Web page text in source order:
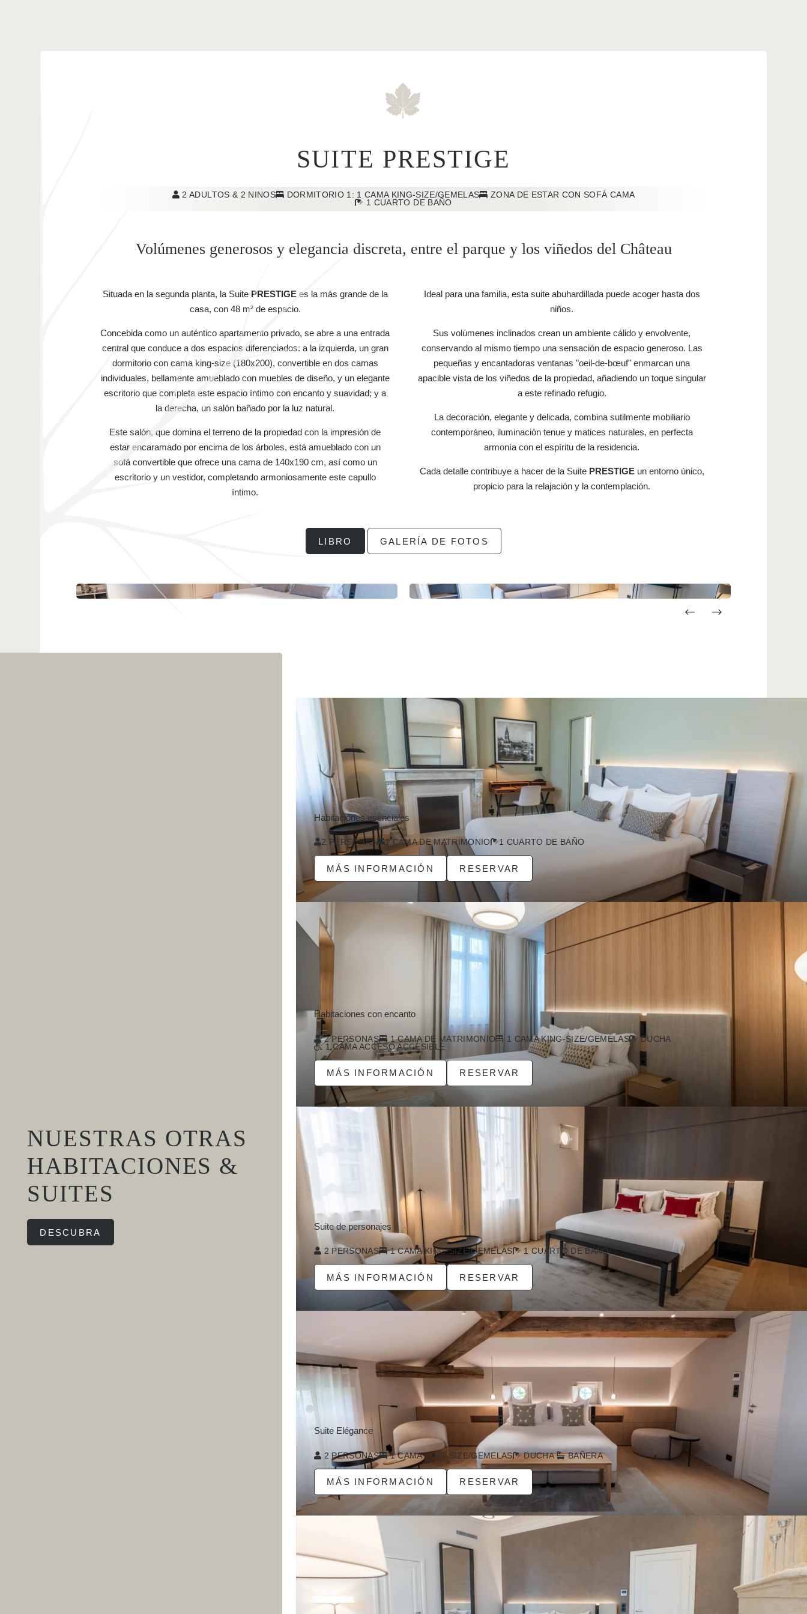
SUITE PRESTIGE
2 ADULTOS & 2 NINOS DORMITORIO 1: 1 CAMA KING-SIZE/GEMELAS
ZONA DE ESTAR CON SOFÁ CAMA
1 CUARTO DE BAÑO
Volúmenes generosos y elegancia discreta, entre el parque y los viñedos del Château
Situada en la segunda planta, la Suite PRESTIGEes la más grande de la
casa, con 48 m² de espacio.
Concebida como un auténtico apartamento privado, se abre a una entrada
central que conduce a dos espacios diferenciados: a la izquierda, un gran
dormitorio con cama king-size (180x200), convertible en dos camas
individuales, bellamente amueblado con muebles de diseño, y un elegante
escritorio que completa este espacio íntimo con encanto y suavidad; y a
la derecha, un salón bañado por la luz natural.
Este salón, que domina el terreno de la propiedad con la impresión de
estar encaramado por encima de los árboles, está amueblado con un
sofá convertible que ofrece una cama de 140x190 cm, así como un
escritorio y un vestidor, completando armoniosamente este capullo
íntimo.
Ideal para una familia, esta suite abuhardillada puede acoger hasta dos
niños.
Sus volúmenes inclinados crean un ambiente cálido y envolvente,
conservando al mismo tiempo una sensación de espacio generoso. Las
pequeñas y encantadoras ventanas "oeil-de-bœuf" enmarcan una
apacible vista de los viñedos de la propiedad, añadiendo un toque singular
a este refinado refugio.
La decoración, elegante y delicada, combina sutilmente mobiliario
contemporáneo, iluminación tenue y matices naturales, en perfecta
armonía con el espíritu de la residencia.
Cada detalle contribuye a hacer de la Suite PRESTIGEun entorno único,
propicio para la relajación y la contemplación.
LIBRO GALERÍA DE FOTOS
NUESTRAS OTRAS
HABITACIONES &
SUITES
DESCUBRA
Habitaciones esenciales
2 PERSONAS 1 CAMA DE MATRIMONIO 1 CUARTO DE BAÑO
MÁS INFORMACIÓN RESERVAR
Habitaciones con encanto
2 PERSONAS 1 CAMA DE MATRIMONIO 1 CAMA KING-SIZE/GEMELAS
DUCHA
1 CAMA ACCESO ACCESIBLE
MÁS INFORMACIÓN RESERVAR
Suite de personajes
2 PERSONAS 1 CAMA KING-SIZE/GEMELAS 1 CUARTO DE BAÑO
MÁS INFORMACIÓN RESERVAR
Suite Elégance
2 PERSONAS 1 CAMA KING-SIZE/GEMELAS DUCHA BAÑERA
MÁS INFORMACIÓN RESERVAR
HABITACIONES Y SUITES
ESPACIO DE RELAJACIÓN Y BIENESTAR
SAINT-EMILION Y SU PATRIMONIO CULTURAL
CONTACTO
CHÂTEAU VILLEMAURINE
MAISON SOUTARD-CADET